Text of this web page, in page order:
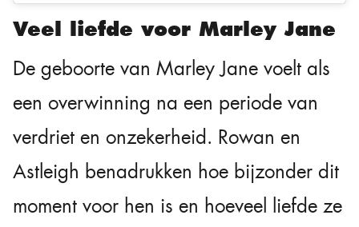
Veel liefde voor Marley Jane
De geboorte van Marley Jane voelt als
een overwinning na een periode van
verdriet en onzekerheid. Rowan en
Astleigh benadrukken hoe bijzonder dit
moment voor hen is en hoeveel liefde ze